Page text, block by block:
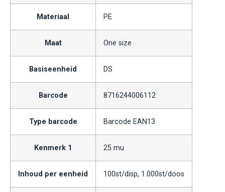
Materiaal PE
Maat One size
Basiseenheid DS
Barcode 8716244006112
Type barcode Barcode EAN13
Kenmerk 1 25 mu
Inhoud per eenheid 100st/disp, 1.000st/doos